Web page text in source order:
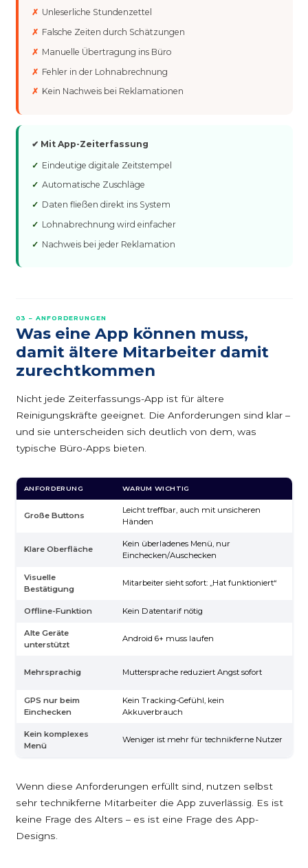
Unleserliche Stundenzettel
Falsche Zeiten durch Schätzungen
Manuelle Übertragung ins Büro
Fehler in der Lohnabrechnung
Kein Nachweis bei Reklamationen
✔ Mit App-Zeiterfassung
Eindeutige digitale Zeitstempel
Automatische Zuschläge
Daten fließen direkt ins System
Lohnabrechnung wird einfacher
Nachweis bei jeder Reklamation
03 – ANFORDERUNGEN
Was eine App können muss,
damit ältere Mitarbeiter damit
zurechtkommen
Nicht jede Zeiterfassungs-App ist für ältere
Reinigungskräfte geeignet. Die Anforderungen sind klar –
und sie unterscheiden sich deutlich von dem, was
typische Büro-Apps bieten.
ANFORDERUNG WARUM WICHTIG
Große Buttons
Leicht treffbar, auch mit unsicheren
Händen
Klare Oberfläche
Kein überladenes Menü, nur
Einchecken/Auschecken
Visuelle
Bestätigung
Mitarbeiter sieht sofort: „Hat funktioniert“
Offline-Funktion Kein Datentarif nötig
Alte Geräte
unterstützt
Android 6+ muss laufen
Mehrsprachig Muttersprache reduziert Angst sofort
GPS nur beim
Einchecken
Kein Tracking-Gefühl, kein
Akkuverbrauch
Kein komplexes
Menü
Weniger ist mehr für technikferne Nutzer
Wenn diese Anforderungen erfüllt sind, nutzen selbst
sehr technikferne Mitarbeiter die App zuverlässig. Es ist
keine Frage des Alters – es ist eine Frage des App-
Designs.